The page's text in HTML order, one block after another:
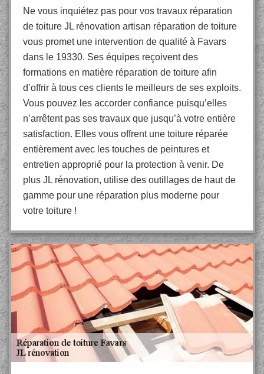
Ne vous inquiétez pas pour vos travaux réparation
de toiture JL rénovation artisan réparation de toiture
vous promet une intervention de qualité à Favars
dans le 19330. Ses équipes reçoivent des
formations en matière réparation de toiture afin
d’offrir à tous ces clients le meilleurs de ses exploits.
Vous pouvez les accorder confiance puisqu’elles
n’arrêtent pas ses travaux que jusqu’à votre entière
satisfaction. Elles vous offrent une toiture réparée
entièrement avec les touches de peintures et
entretien approprié pour la protection à venir. De
plus JL rénovation, utilise des outillages de haut de
gamme pour une réparation plus moderne pour
votre toiture !